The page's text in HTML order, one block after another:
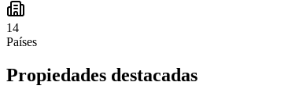
14
Países
Propiedades destacadas